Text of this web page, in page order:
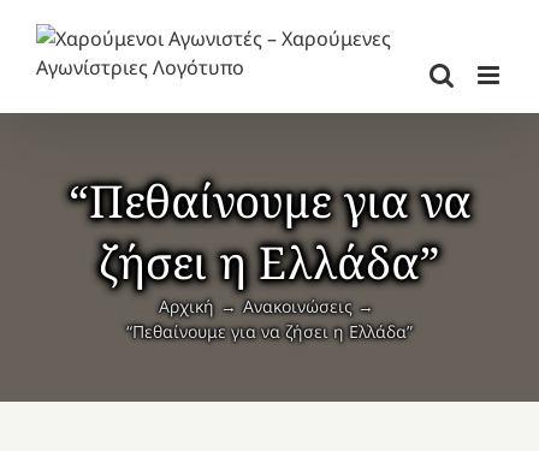
περιεχόμενο
“Πεθαίνουμε για να
ζήσει η Ελλάδα”
Αρχική
Ανακοινώσεις
“Πεθαίνουμε για να ζήσει η Ελλάδα”